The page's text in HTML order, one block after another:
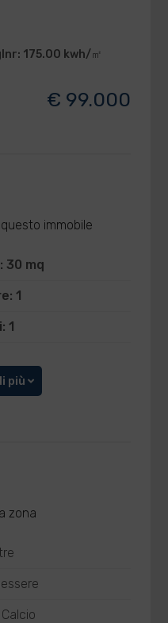
: 175.00 kwh/㎡
€ 99.000
immobile
30 mq
1
1
più
zona